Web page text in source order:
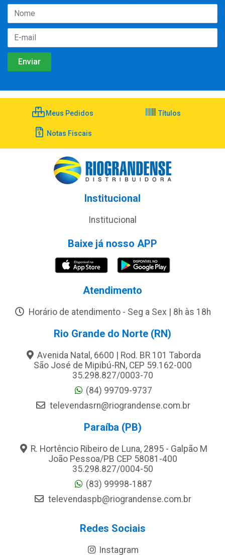
Meus Pedidos Títulos
Notas Fiscais
Institucional
Institucional
Baixe já nosso APP
Atendimento
Horário de atendimento - Seg a Sex | 8h às 18h
Rio Grande do Norte (RN)
Avenida Natal, 6600 | Rod. BR 101 Taborda
São José de Mipibú-RN, CEP 59.162-000
35.298.827/0003-70
(84) 99709-9737
televendasrn@riograndense.com.br
Paraíba (PB)
R. Hortêncio Ribeiro de Luna, 2895 - Galpão M
João Pessoa/PB CEP 58081-400
35.298.827/0004-50
(83) 99998-1887
televendaspb@riograndense.com.br
Redes Sociais
Instagram